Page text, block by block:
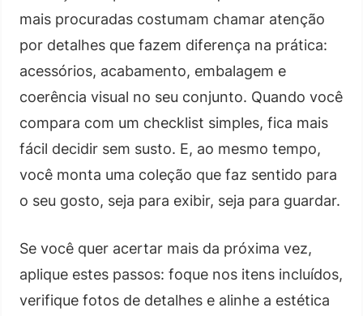
mais procuradas costumam chamar atenção
por detalhes que fazem diferença na prática:
acessórios, acabamento, embalagem e
coerência visual no seu conjunto. Quando você
compara com um checklist simples, fica mais
fácil decidir sem susto. E, ao mesmo tempo,
você monta uma coleção que faz sentido para
o seu gosto, seja para exibir, seja para guardar.
Se você quer acertar mais da próxima vez,
aplique estes passos: foque nos itens incluídos,
verifique fotos de detalhes e alinhe a estética